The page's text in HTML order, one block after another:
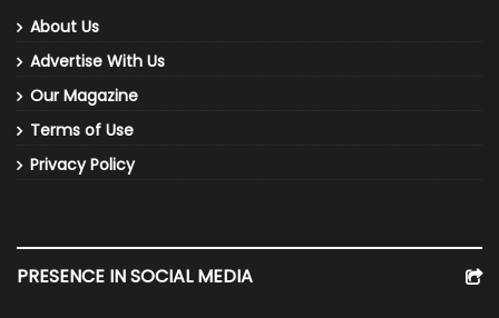
About Us
Advertise With Us
Our Magazine
Terms of Use
Privacy Policy
PRESENCE IN SOCIAL MEDIA